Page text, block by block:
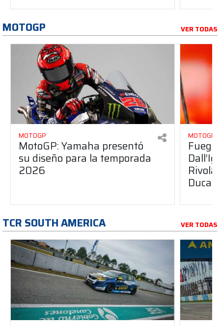
MOTOGP VER TODAS
MOTOGP
MotoGP: Yamaha presentó
su diseño para la temporada
2026
MOTOGP
Ducati
TCR SOUTH AMERICA VER TODAS